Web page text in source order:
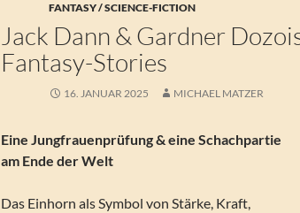
FANTASY / SCIENCE-FICTION
Jack Dann & Gardner
Fantasy-Stories
16. JANUAR 2025 MICHAEL MATZER
Eine Jungfrauenprüfung & eine Schachpartie
am Ende der Welt
Das Einhorn als Symbol von Stärke, Kraft,